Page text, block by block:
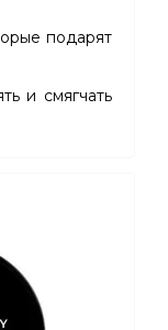
подарят
и смягчать